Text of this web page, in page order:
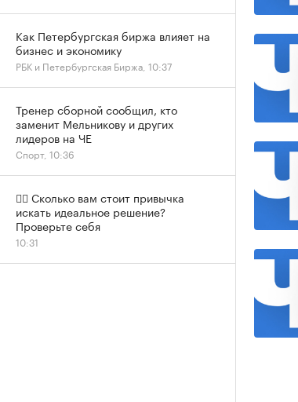
Как Петербургская биржа влияет на
бизнес и экономику
РБК и Петербургская Биржа, 10:37
Тренер сборной сообщил, кто
заменит Мельникову и других
лидеров на ЧЕ
Спорт, 10:36
✍🏻 Сколько вам стоит привычка
искать идеальное решение?
Проверьте себя
10:31